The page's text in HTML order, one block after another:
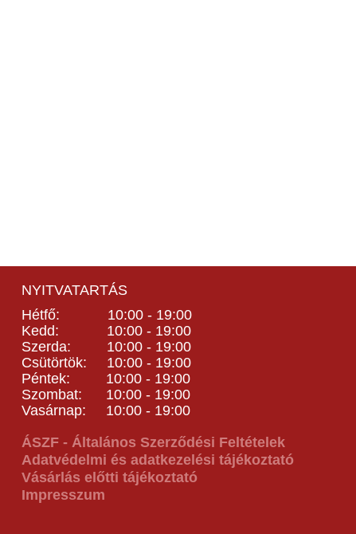
NYITVATARTÁS
Hétfő: 10:00 - 19:00
Kedd: 10:00 - 19:00
Szerda: 10:00 - 19:00
Csütörtök: 10:00 - 19:00
Péntek: 10:00 - 19:00
Szombat: 10:00 - 19:00
Vasárnap: 10:00 - 19:00
ÁSZF - Általános Szerződési Feltételek
Adatvédelmi és adatkezelési tájékoztató
Vásárlás előtti tájékoztató
Impresszum